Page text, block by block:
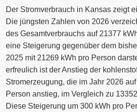
Der Stromverbrauch in Kansas zeigt
Die jüngsten Zahlen von 2026
des Gesamtverbrauchs auf 21377
eine Steigerung gegenüber dem
2025 mit 21269 kWh pro Person
erfreulich ist der Anstieg der
Stromerzeugung, die im Jahr 2026
Person anstieg, im Vergleich zu
Diese Steigerung um 300 kWh pro